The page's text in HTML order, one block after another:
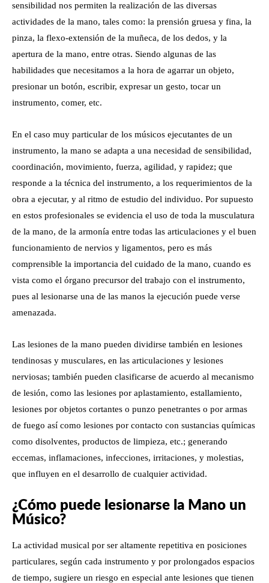
sensibilidad nos permiten la realización de las diversas
actividades de la mano, tales como: la prensión gruesa y fina, la
pinza, la flexo-extensión de la muñeca, de los dedos, y la
apertura de la mano, entre otras. Siendo algunas de las
habilidades que necesitamos a la hora de agarrar un objeto,
presionar un botón, escribir, expresar un gesto, tocar un
instrumento, comer, etc.
En el caso muy particular de los músicos ejecutantes de un
instrumento, la mano se adapta a una necesidad de sensibilidad,
coordinación, movimiento, fuerza, agilidad, y rapidez; que
responde a la técnica del instrumento, a los requerimientos de la
obra a ejecutar, y al ritmo de estudio del individuo. Por supuesto
en estos profesionales se evidencia el uso de toda la musculatura
de la mano, de la armonía entre todas las articulaciones y el buen
funcionamiento de nervios y ligamentos, pero es más
comprensible la importancia del cuidado de la mano, cuando es
vista como el órgano precursor del trabajo con el instrumento,
pues al lesionarse una de las manos la ejecución puede verse
amenazada.
Las lesiones de la mano pueden dividirse también en lesiones
tendinosas y musculares, en las articulaciones y lesiones
nerviosas; también pueden clasificarse de acuerdo al mecanismo
de lesión, como las lesiones por aplastamiento, estallamiento,
lesiones por objetos cortantes o punzo penetrantes o por armas
de fuego así como lesiones por contacto con sustancias químicas
como disolventes, productos de limpieza, etc.; generando
eccemas, inflamaciones, infecciones, irritaciones, y molestias,
que influyen en el desarrollo de cualquier actividad.
¿Cómo puede lesionarse la Mano un
Músico?
La actividad musical por ser altamente repetitiva en posiciones
particulares, según cada instrumento y por prolongados espacios
de tiempo, sugiere un riesgo en especial ante lesiones que tienen